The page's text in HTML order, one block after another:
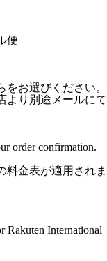
便
お選びください。
より別途メールにて
order confirmation.
料金表が適用されま
Rakuten International